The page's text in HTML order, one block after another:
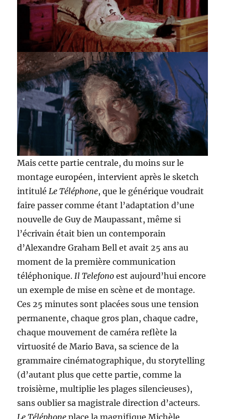
Mais cette partie centrale, du moins sur le
montage européen, intervient après le sketch
intituléLe Téléphone, que le générique voudrait
faire passer comme étant l’adaptation d’une
nouvelle de Guy de Maupassant, même si
l’écrivain était bien un contemporain
d’Alexandre Graham Bell et avait 25 ans au
moment de la première communication
téléphonique. Il Telefono est aujourd’hui encore
un exemple de mise en scène et de montage.
Ces 25 minutes sont placées sous une tension
permanente, chaque gros plan, chaque cadre,
chaque mouvement de caméra reflète la
virtuosité de Mario Bava, sa science de la
grammaire cinématographique, du storytelling
(d’autant plus que cette partie, comme la
troisième, multiplie les plages silencieuses),
sans oublier sa magistrale direction d’acteurs.